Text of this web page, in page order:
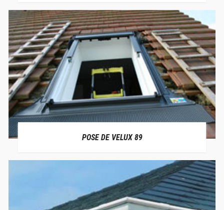
POSE DE VELUX 89